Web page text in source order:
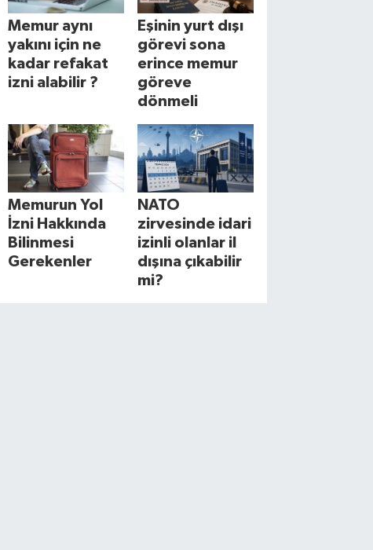
Memur aynı
yakını için ne
kadar refakat
izni alabilir ?
Eşinin yurt dışı
görevi sona
erince memur
göreve
dönmeli
Memurun Yol
İzni Hakkında
Bilinmesi
Gerekenler
NATO
zirvesinde idari
izinli olanlar il
dışına çıkabilir
mi?